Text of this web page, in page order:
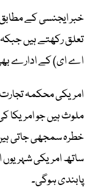
تعلق رکھتے ہیں جبکہ
اے ای) کے ادارے
امریکی محکمہ
ملوث ہیں جو امریکا
خطرہ سمجھی جاتی
ساتھ امریکی شہریوں
پابندی ہوگی۔